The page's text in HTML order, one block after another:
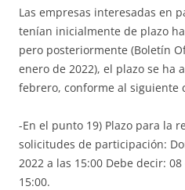
Las empresas interesadas en
tenían inicialmente de plazo
pero posteriormente (Boletín
enero de 2022), el plazo se ha
febrero, conforme al siguiente
-En el punto 19) Plazo para la
solicitudes de participación:
2022 a las 15:00 Debe decir:
15:00.